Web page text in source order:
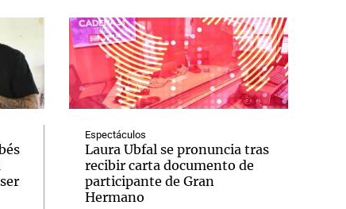
Espectáculos
Laura Ubfal se pronuncia tras
recibir carta documento de
participante de Gran
Hermano